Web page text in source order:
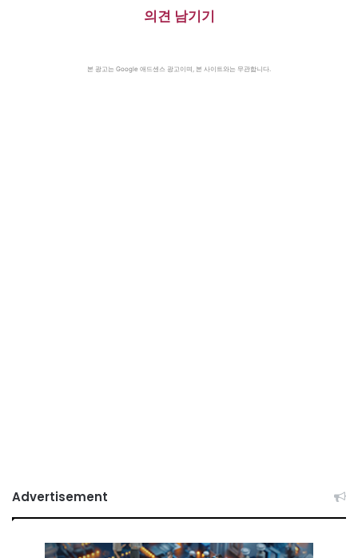
의견 남기기
본 광고는 Google 애드센스 광고이며, 본 사이트와는 무관합니다.
Advertisement